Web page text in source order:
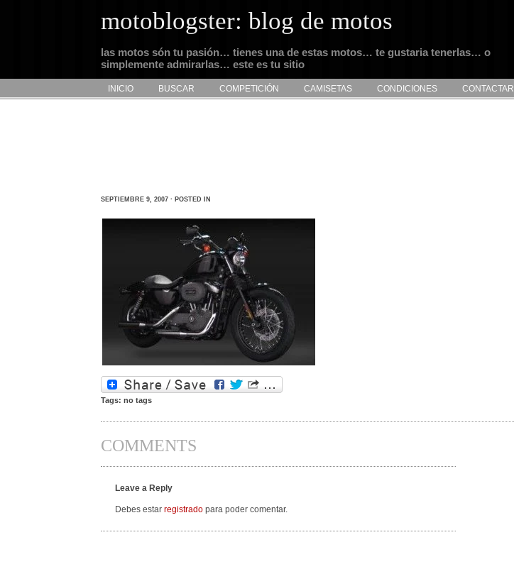
motoblogster: blog de motos
las motos són tu pasión… tienes una de estas motos… te gustaria tenerlas… o
simplemente admirarlas… este es tu sitio
INICIO BUSCAR COMPETICIÓN CAMISETAS CONDICIONES CONTACTAR
SEPTIEMBRE 9, 2007 · POSTED IN
Tags: no tags
COMMENTS
Leave a Reply
Debes estar registrado para poder comentar.